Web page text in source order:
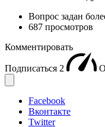
Вопрос задан
687 просмотров
Комментировать
Подписаться 2
Facebook
Вконтакте
Twitter